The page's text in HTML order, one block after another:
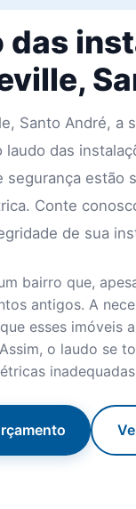
das
Santo André, a
laudo das
segurança estão
Conte
de sua
bairro que,
antigos. A
esses imóveis
o laudo se